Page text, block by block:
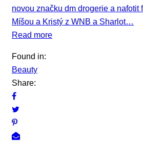
novou značku dm drogerie a nafotit
Míšou a Kristý z WNB a Sharlot…
Read more
Found in:
Beauty
Share: